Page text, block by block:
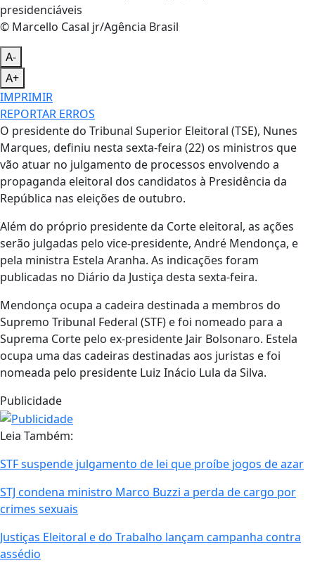
© Marcello Casal jr/Agência Brasil
A-
A+
IMPRIMIR
REPORTAR ERROS
O presidente do Tribunal Superior Eleitoral (TSE), Nunes
Marques, definiu nesta sexta-feira (22) os ministros que
vão atuar no julgamento de processos envolvendo a
propaganda eleitoral dos candidatos à Presidência da
República nas eleições de outubro.
Além do próprio presidente da Corte eleitoral, as ações
serão julgadas pelo vice-presidente, André Mendonça, e
pela ministra Estela Aranha. As indicações foram
publicadas no Diário da Justiça desta sexta-feira.
Mendonça ocupa a cadeira destinada a membros do
Supremo Tribunal Federal (STF) e foi nomeado para a
Suprema Corte pelo ex-presidente Jair Bolsonaro. Estela
ocupa uma das cadeiras destinadas aos juristas e foi
nomeada pelo presidente Luiz Inácio Lula da Silva.
Publicidade
Leia Também:
STF suspende julgamento de lei que proíbe jogos de azar
STJ condena ministro Marco Buzzi a perda de cargo por
crimes sexuais
Justiças Eleitoral e do Trabalho lançam campanha contra
assédio